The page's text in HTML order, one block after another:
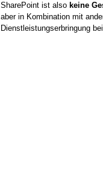
SharePoint ist also keine
aber in Kombination mit
Dienstleistungserbringung